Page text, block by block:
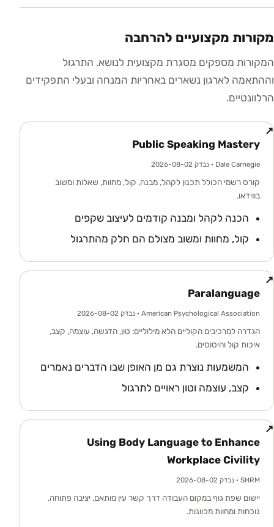
מקורות מקצועיים להרחבה
המקורות מספקים מסגרת מקצועית לנושא. התרגול
וההתאמה לארגון נשארים באחריות המנחה ובעלי התפקידים
הרלוונטיים.
Public Speaking Mastery
Dale Carnegie · נבדק 2026-08-02
קורס רשמי הכולל תכנון לקהל, מבנה, קול, מחוות, שאלות ומשוב
בווידאו.
הכנה לקהל ומבנה קודמים לעיצוב שקפים
קול, מחוות ומשוב מצולם הם חלק מהתרגול
↗
Paralanguage
American Psychological Association · נבדק 2026-08-02
הגדרה למרכיבים הקוליים הלא מילוליים: טון, הדגשה, עוצמה, קצב,
איכות קול והיסוסים.
המשמעות נוצרת גם מן האופן שבו הדברים נאמרים
קצב, עוצמה וטון ראויים לתרגול
↗
Using Body Language to Enhance
Workplace Civility
SHRM · נבדק 2026-08-02
יישום שפת גוף במקום העבודה דרך קשר עין מותאם, יציבה פתוחה,
נוכחות ומחוות מכוונות.
↗